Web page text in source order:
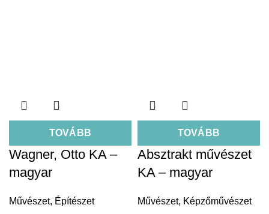
TOVÁBB
Wagner, Otto KA –
magyar
Művészet, Építészet
TOVÁBB
Absztrakt művészet
KA – magyar
Művészet, Képzőművészet